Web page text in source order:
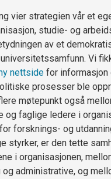
vier strategien vår et
studie- og
av et
Vi
nettside for informasjon
prosesser ble
møtepunkt også
og faglige ledere i
forsknings- og
styrker, er den tette
i organisasjonen,
administrative, og